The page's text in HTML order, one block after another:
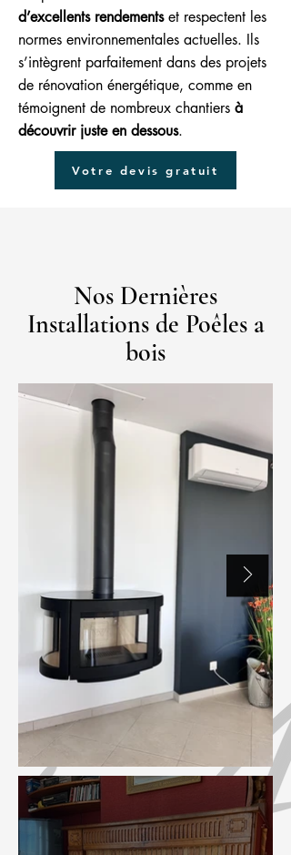
d’excellents rendementset respectent les
normes environnementales actuelles. Ils
s’intègrent parfaitement dans des projets
de rénovation énergétique, comme en
témoignent de nombreux chantiers à
découvrir juste en dessous.
Votre devis gratuit
Nos Dernières
Installations de Poêles a
bois